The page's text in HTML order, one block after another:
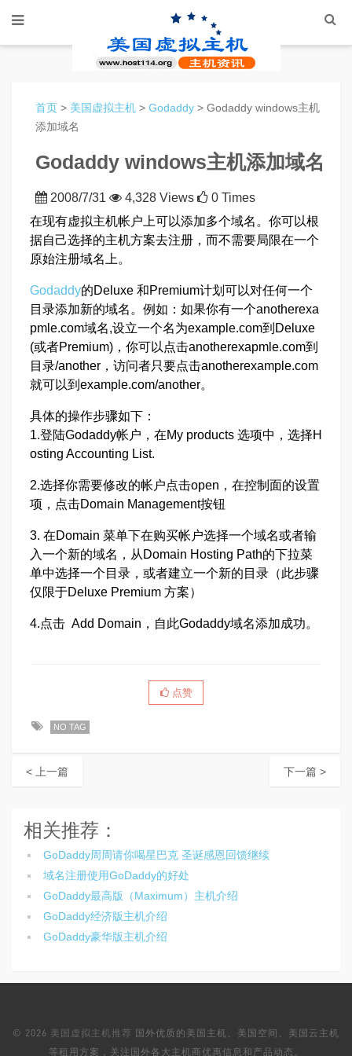
首页 > 美国虚拟主机 > Godaddy > Godaddy windows主机
添加域名
Godaddy windows主机添加域名
2008/7/31 4,328 Views
0 Times
在现有虚拟主机帐户上可以添加多个域名。你可以根
据自己选择的主机方案去注册，而不需要局限在一个
原始注册域名上。
Godaddy的Deluxe 和Premium计划可以对任何一个
目录添加新的域名。例如：如果你有一个anotherexa
pmle.com域名,设立一个名为example.com到Deluxe
(或者Premium)，你可以点击anotherexapmle.com到
目录/another，访问者只要点击anotherexample.com
就可以到example.com/another。
具体的操作步骤如下：
1.登陆Godaddy帐户，在My products 选项中，选择H
osting Accounting List.
2.选择你需要修改的帐户点击open，在控制面的设置
项，点击Domain Management按钮
3. 在Domain 菜单下在购买帐户选择一个域名或者输
入一个新的域名，从Domain Hosting Path的下拉菜
单中选择一个目录，或者建立一个新的目录（此步骤
仅限于Deluxe Premium 方案）
4.点击 Add Domain，自此Godaddy域名添加成功。
点赞
NO TAG
< 上一篇 下一篇 >
相关推荐：
GoDaddy周周请你喝星巴克 圣诞感恩回馈继续
域名注册使用GoDaddy的好处
GoDaddy最高版（Maximum）主机介绍
GoDaddy经济版主机介绍
GoDaddy豪华版主机介绍
© 2026 美国虚拟主机推荐 国外优质的美国主机、美国空间、美国云主机
等租用方案，关注国外各大主机商优惠信息和产品动态。